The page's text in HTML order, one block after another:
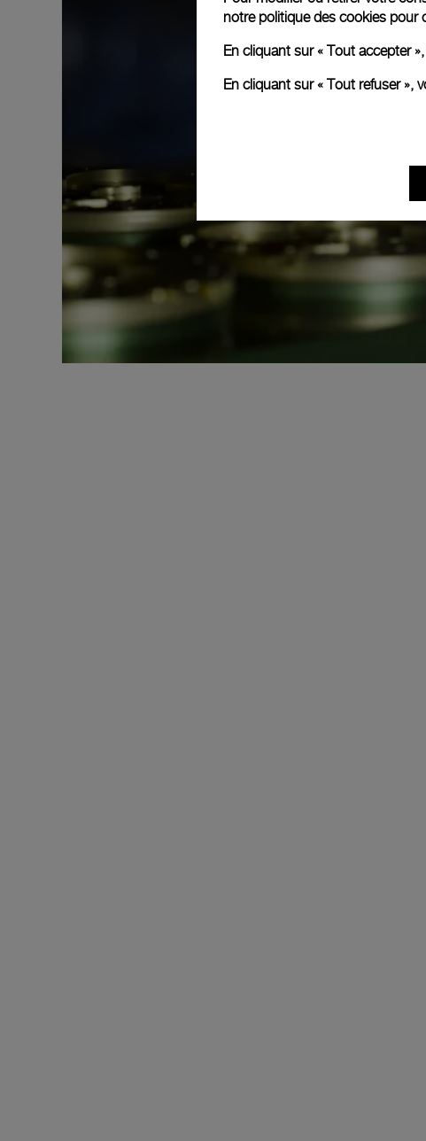
notre politique des cookies pour
En cliquant sur « Tout accepter
En cliquant sur « Tout refuser »,